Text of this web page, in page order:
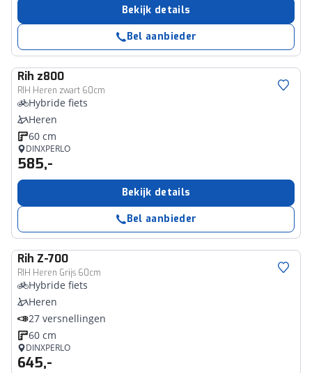
Bekijk details
Bel aanbieder
Rih z800
RIH Heren zwart 60cm
Hybride fiets
Heren
60 cm
DINXPERLO
585,-
Bekijk details
Bel aanbieder
Rih Z-700
RIH Heren Grijs 60cm
Hybride fiets
Heren
27 versnellingen
60 cm
DINXPERLO
645,-